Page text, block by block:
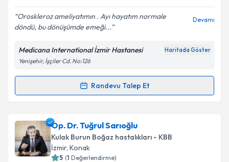
Oroskleroz ameliyatımın . Ayı hayatım normale
döndü, bu dönüşümde emeği...
Devamı
Medicana International İzmir Hastanesi Haritada Göster
Yenişehir, İşçiler Cd. No:126
Randevu Talep Et
Randevu Takvimi Talebi
Prof. Dr. Serap Köybaşı Şanal
talebi oluşturun. Size bu uzmandan randevu almanız
için bir takvim hazırlandığında e-posta ile
bilgilendireceğiz.
Op. Dr. Tuğrul Sarıoğlu
Kulak Burun Boğaz hastalıkları - KBB
İzmir, Konak
5 (1 Değerlendirme)